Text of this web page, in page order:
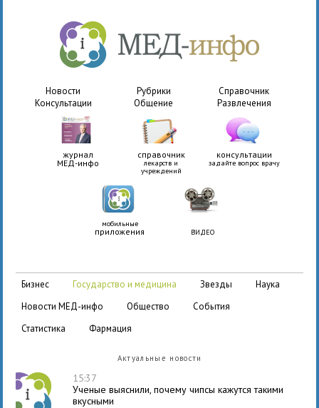
Новости Рубрики
Справочник
Консультации
Общение Развлечения
журнал
МЕД-инфо
справочник
лекарств и
учреждений
консультации
задайте вопрос врачу
мобильные
приложения ВИДЕО
бизнес государство и медицина звезды
наука
новости МЕД-инфо
общество
события
статистика
фармация
Актуальные новости
15:37
Ученые выяснили, почему чипсы кажутся такими
вкусными